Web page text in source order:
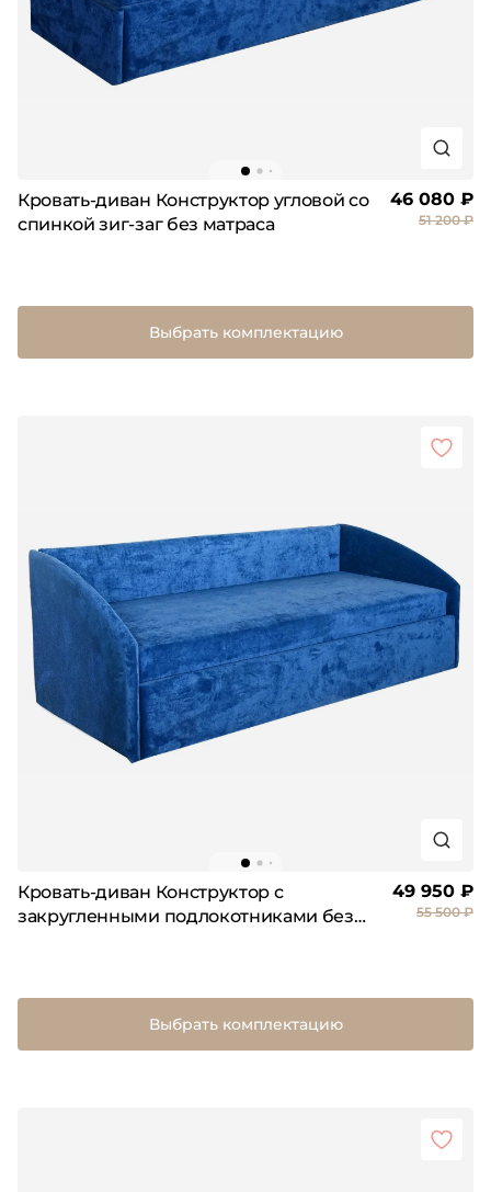
Кровать-диван Конструктор угловой со
спинкой зиг-заг без матраса
46 080 ₽
51 200 ₽
Выбрать комплектацию
Кровать-диван Конструктор с
закругленными подлокотниками без
49 950 ₽
55 500 ₽
Выбрать комплектацию